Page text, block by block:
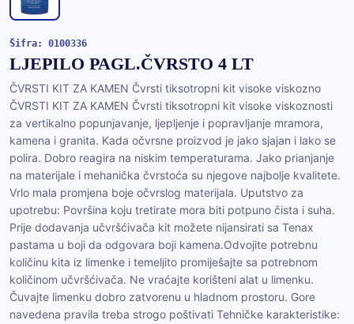
Šifra: 0100336
LJEPILO PAGL.ČVRSTO 4 LT
ČVRSTI KIT ZA KAMEN Čvrsti tiksotropni kit visoke viskozno
ČVRSTI KIT ZA KAMEN Čvrsti tiksotropni kit visoke viskoznosti
za vertikalno popunjavanje, ljepljenje i popravljanje mramora,
kamena i granita. Kada očvrsne proizvod je jako sjajan i lako se
polira. Dobro reagira na niskim temperaturama. Jako prianjanje
na materijale i mehanička čvrstoća su njegove najbolje kvalitete.
Vrlo mala promjena boje očvrslog materijala. Uputstvo za
upotrebu: Površina koju tretirate mora biti potpuno čista i suha.
Prije dodavanja učvršćivača kit možete nijansirati sa Tenax
pastama u boji da odgovara boji kamena.Odvojite potrebnu
količinu kita iz limenke i temeljito promiješajte sa potrebnom
količinom učvršćivača. Ne vraćajte korišteni alat u limenku.
Čuvajte limenku dobro zatvorenu u hladnom prostoru. Gore
navedena pravila treba strogo poštivati Tehničke karakteristike: